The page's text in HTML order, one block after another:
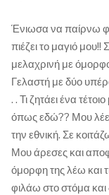
Ένιωσα να παίρνω
πιέζει το μαγιό
μελαχρινή με
Γελαστή με δύο
. . Τι ζητάει ένα
όπως εδώ?? Μου
την εθνική. Σε
Μου άρεσες και
όμορφη της λέω και
φιλάω στο στόμα και